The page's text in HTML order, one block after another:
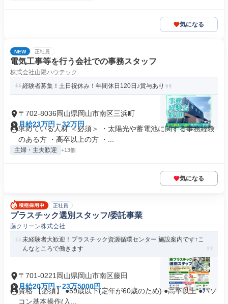
気になる
NEW 正社員
電気工事等を行う会社での事務スタッフ
株式会社山陽ハウテック
経験者募集！土日祝休み！年間休日120日♪賞与あり
〒702-8036岡山県岡山市南区三浜町
月給23万円～32万円
求めている人材 ＜必須＞ ・太陽光や蓄電池に関する事務経験
のある方 ・高卒以上の方 ・...
主婦・主夫歓迎 +13個
気になる
正社員
プラスチック選別スタッフ/委託事業
藤クリーン株式会社
未経験者大歓迎！プラスチック資源循環センター 施設案内です↑こ
んなところで働きます
〒701-0221岡山県岡山市南区藤田
月給20万円～23万5000円
資格 【必須】 ●59歳以下(定年が60歳のため) ●高卒以上 ●パソ
コン基本操作(入...